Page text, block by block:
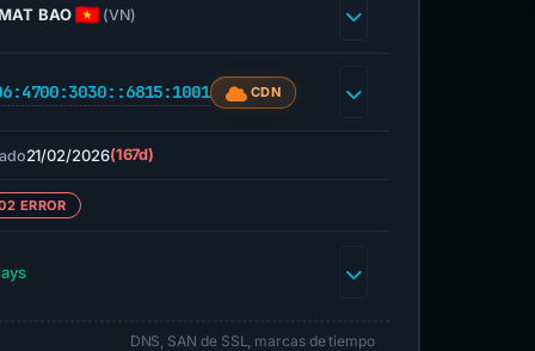
BAO (VN)
CDN
21/02/2026(167d)
ERROR
DNS, SAN de SSL, marcas de tiempo